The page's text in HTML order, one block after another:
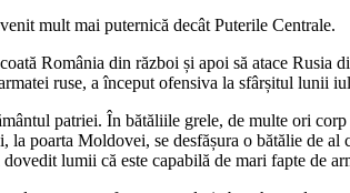
mult mai puternică decât Puterile Centrale.
România din război și apoi să atace Rusia
ruse, a început ofensiva la sfârșitul lunii
patriei. În bătăliile grele, de multe ori
la poarta Moldovei, se desfășura o bătălie de
lumii că este capabilă de mari fapte de